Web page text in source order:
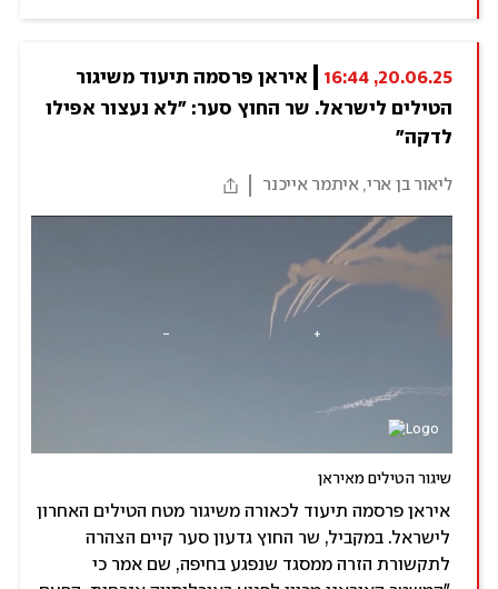
20.06.25, 16:44
הטילים לישראל. שר החוץ סער: "לא נעצור אפילו
לדקה"
ליאור בן ארי, איתמר אייכנר
שיגור הטילים מאיראן
איראן פרסמה תיעוד לכאורה משיגור מטח הטילים האחרון
לישראל. במקביל, שר החוץ גדעון סער קיים הצהרה
לתקשורת הזרה ממסגד שנפגע בחיפה, שם אמר כי